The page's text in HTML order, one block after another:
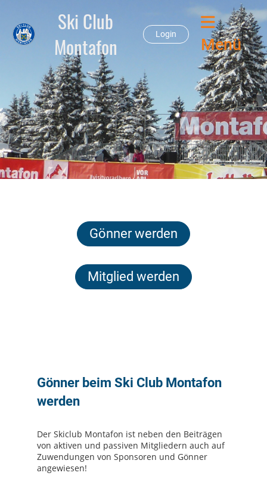
Ski Club
Montafon
Login
Menü
Gönner werden
Mitglied werden
Gönner beim Ski Club Montafon
werden
Der Skiclub Montafon ist neben den Beiträgen
von aktiven und passiven Mitgliedern auch auf
Zuwendungen von Sponsoren und Gönner
angewiesen!